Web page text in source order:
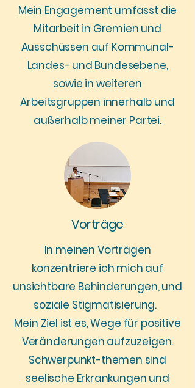
Mein Engagement umfasst die
Mitarbeit in Gremien und
Ausschüssen auf Kommunal-
Landes- und Bundesebene,
sowie in weiteren
Arbeitsgruppen innerhalb und
außerhalb meiner Partei.
Vorträge
In meinen Vorträgen
konzentriere ich mich auf
unsichtbare Behinderungen, und
soziale Stigmatisierung.
Mein Ziel ist es, Wege für positive
Veränderungen aufzuzeigen.
Schwerpunkt-themen sind
seelische Erkrankungen und